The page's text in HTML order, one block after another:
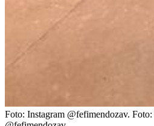
Foto: Instagram @fefimendozav. Foto: